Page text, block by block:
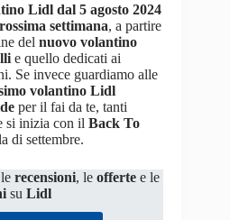
Lidl dal 5 agosto 2024
settimana, a partire
del nuovo volantino
e quello dedicati ai
Se invece guardiamo alle
volantino Lidl
per il fai da te, tanti
si inizia con il Back To
di settembre.
lerecensioni, leoffertee le
su Lidl